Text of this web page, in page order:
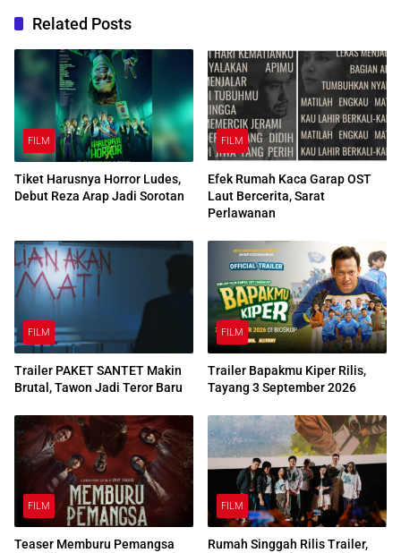
Related Posts
FILM
Tiket Harusnya Horror Ludes,
Debut Reza Arap Jadi Sorotan
FILM
Efek Rumah Kaca Garap OST
Laut Bercerita, Sarat
Perlawanan
FILM
Trailer PAKET SANTET Makin
Brutal, Tawon Jadi Teror Baru
FILM
Trailer Bapakmu Kiper Rilis,
Tayang 3 September 2026
FILM
Teaser Memburu Pemangsa
FILM
Rumah Singgah Rilis Trailer,